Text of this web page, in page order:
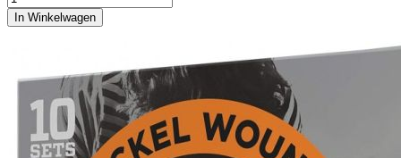
In Winkelwagen